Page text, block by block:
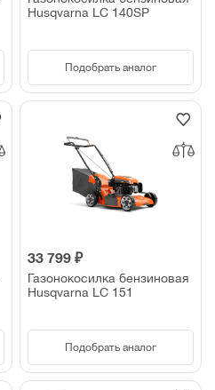
Husqvarna LC 140SP
Подобрать аналог
33 799 ₽
Газонокосилка бензиновая
Husqvarna LC 151
Подобрать аналог